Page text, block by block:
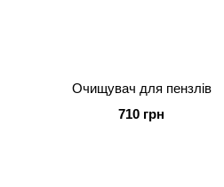
Очищувач для пензлів
710 грн